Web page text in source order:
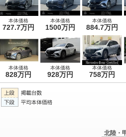
本体価格
727.7万円
本体価格
1500万円
本体価格
884.7万円
本体価格
828万円
本体価格
928万円
本体価格
758万円
北陸・